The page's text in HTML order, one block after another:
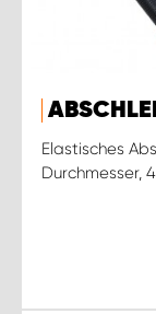
Elastisches
Durchmesser,